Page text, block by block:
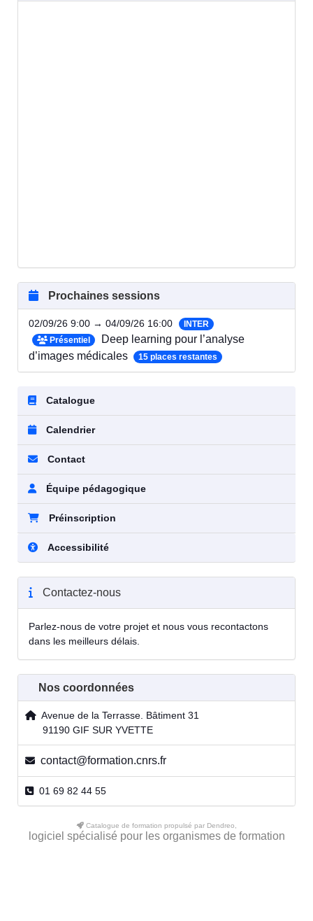
Prochaines sessions
02/09/26 9:00 → 04/09/26 16:00
INTER
Présentiel
Deep learning pour l’analyse
d’images médicales
15 places restantes
Catalogue
Calendrier
Contact
Équipe pédagogique
Préinscription
Accessibilité
Contactez-nous
Parlez-nous de votre projet et nous vous recontactons
dans les meilleurs délais.
Nos coordonnées
Avenue de la Terrasse. Bâtiment 31
91190 GIF SUR YVETTE
contact@formation.cnrs.fr
01 69 82 44 55
Catalogue de formation propulsé par Dendreo,
logiciel spécialisé pour les organismes de formation